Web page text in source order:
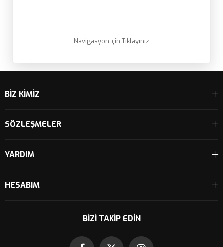
Navigasyon için Tıklayınız
BİZ KİMİZ
SÖZLEŞMELER
YARDIM
HESABIM
BIZI TAKIP EDIN